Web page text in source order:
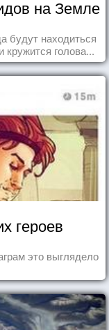
на Земле
будут находиться
кружится голова...
героев
это выглядело